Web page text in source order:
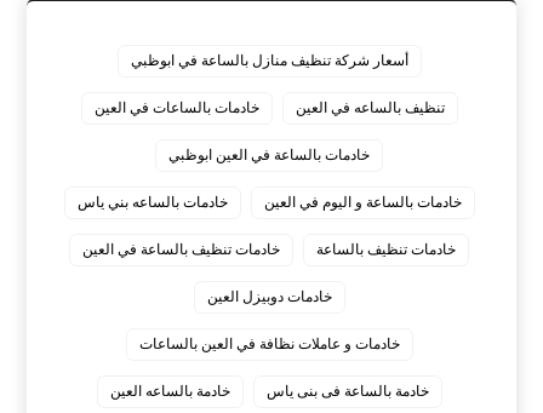
أسعار شركة تنظيف منازل بالساعة في ابوظبي
تنظيف بالساعه في العين خادمات بالساعات في العين
خادمات بالساعة في العين ابوظبي
خادمات بالساعة و اليوم في العين خادمات بالساعه بني ياس
خادمات تنظيف بالساعة خادمات تنظيف بالساعة في العين
خادمات دوبيزل العين
خادمات و عاملات نظافة في العين بالساعات
خادمة بالساعة فى بنى ياس خادمة بالساعه العين